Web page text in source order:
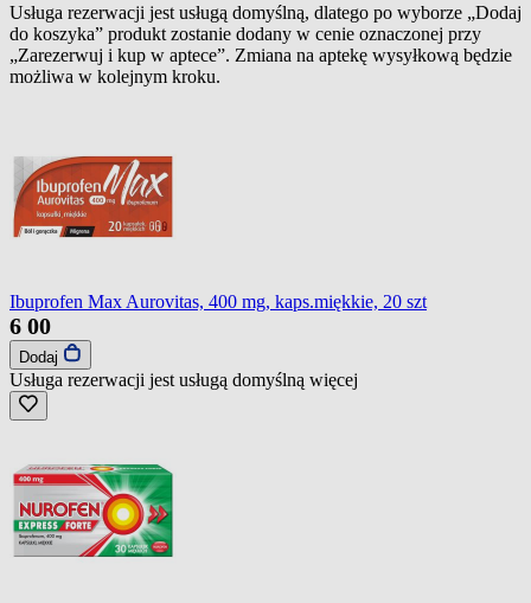
Usługa rezerwacji jest usługą domyślną, dlatego po wyborze „Dodaj
do koszyka” produkt zostanie dodany w cenie oznaczonej przy
„Zarezerwuj i kup w aptece”. Zmiana na aptekę wysyłkową będzie
możliwa w kolejnym kroku.
Ibuprofen Max Aurovitas, 400 mg, kaps.miękkie, 20 szt
6 00
Dodaj
Usługa rezerwacji jest usługą domyślną więcej